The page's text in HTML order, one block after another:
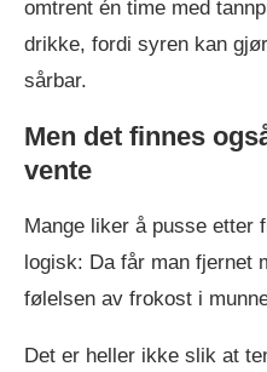
omtrent én time med
drikke, fordi syren kan
sårbar.
Men det finnes
vente
Mange liker å pusse etter
logisk: Da får man fjernet
følelsen av frokost i
Det er heller ikke slik at